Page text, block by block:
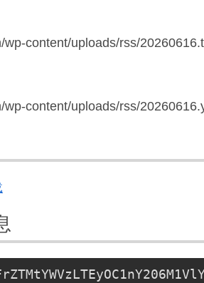
wp-content/uploads/rss/
content/uploads/rss/